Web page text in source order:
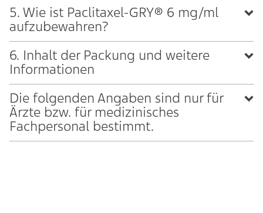
5. Wie ist Paclitaxel-GRY® 6 mg/ml
aufzubewahren?
6. Inhalt der Packung und weitere
Informationen
Die folgenden Angaben sind nur für
Ärzte bzw. für medizinisches
Fachpersonal bestimmt.